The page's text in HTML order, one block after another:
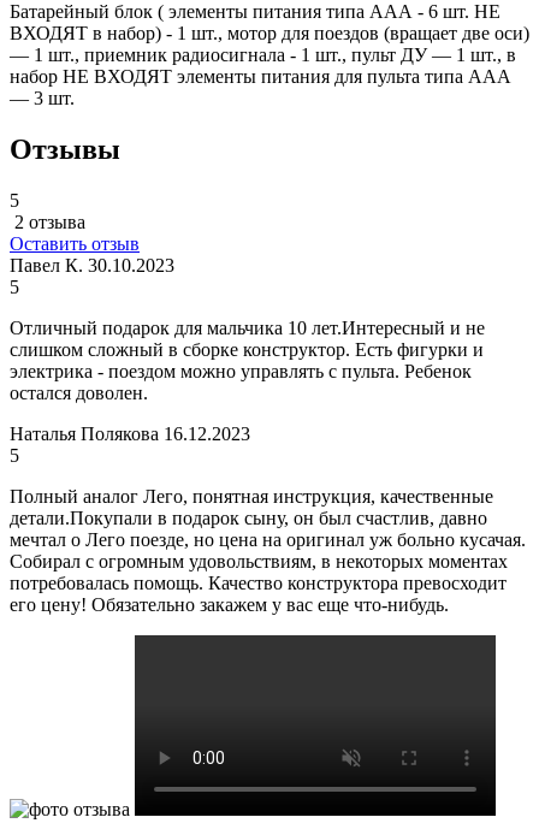
Батарейный блок ( элементы питания типа ААА - 6 шт. НЕ
ВХОДЯТ в набор) - 1 шт., мотор для поездов (вращает две оси)
— 1 шт., приемник радиосигнала - 1 шт., пульт ДУ — 1 шт., в
набор НЕ ВХОДЯТ элементы питания для пульта типа AAA
— 3 шт.
Отзывы
5
2 отзыва
Оставить отзыв
Павел К. 30.10.2023
5
Отличный подарок для мальчика 10 лет.Интересный и не
слишком сложный в сборке конструктор. Есть фигурки и
электрика - поездом можно управлять с пульта. Ребенок
остался доволен.
Наталья Полякова 16.12.2023
5
Полный аналог Лего, понятная инструкция, качественные
детали.Покупали в подарок сыну, он был счастлив, давно
мечтал о Лего поезде, но цена на оригинал уж больно кусачая.
Собирал с огромным удовольствиям, в некоторых моментах
потребовалась помощь. Качество конструктора превосходит
его цену! Обязательно закажем у вас еще что-нибудь.